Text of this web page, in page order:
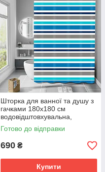
Шторка для ванної та душу з
гачками 180x180 см
водовідштовхувальна,
високоякісна шторка для
ванни
Готово до відправки
690 ₴
Купити